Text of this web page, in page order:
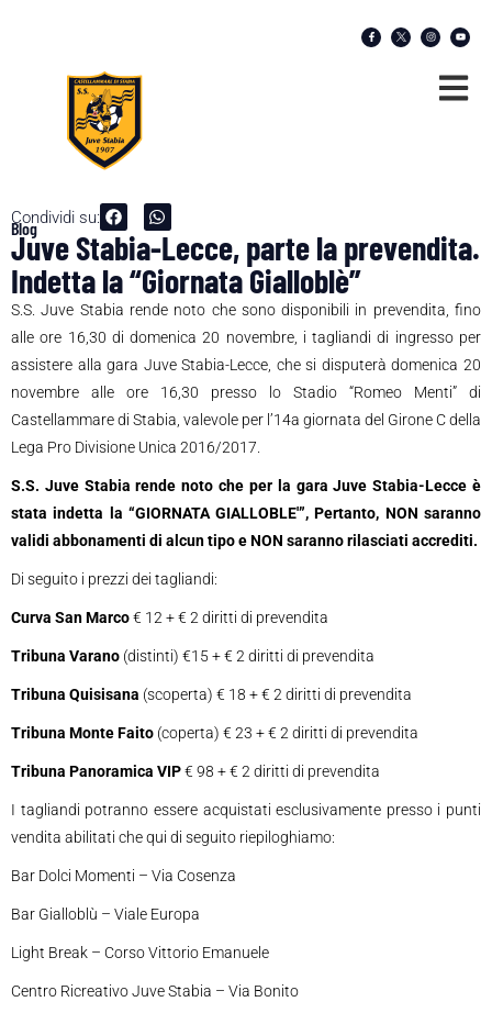
Condividi su:
Blog
Juve Stabia-Lecce, parte la prevendita.
Indetta la “Giornata Gialloblè”
S.S. Juve Stabia rende noto che sono disponibili in prevendita, fino
alle ore 16,30 di domenica 20 novembre, i tagliandi di ingresso per
assistere alla gara Juve Stabia-Lecce, che si disputerà domenica 20
novembre alle ore 16,30 presso lo Stadio “Romeo Menti” di
Castellammare di Stabia, valevole per l’14a giornata del Girone C della
Lega Pro Divisione Unica 2016/2017.
S.S. Juve Stabia rende noto che per la gara Juve Stabia-Lecce è
stata indetta la “GIORNATA GIALLOBLE'”, Pertanto, NON saranno
validi abbonamenti di alcun tipo e NON saranno rilasciati accrediti.
Di seguito i prezzi dei tagliandi:
Curva San Marco€ 12 + € 2 diritti di prevendita
Tribuna Varano (distinti) €15 + € 2 diritti di prevendita
Tribuna Quisisana (scoperta) € 18 + € 2 diritti di prevendita
Tribuna Monte Faito (coperta) € 23 + € 2 diritti di prevendita
Tribuna Panoramica VIP€ 98 + € 2 diritti di prevendita
I tagliandi potranno essere acquistati esclusivamente presso i punti
vendita abilitati che qui di seguito riepiloghiamo:
Bar Dolci Momenti – Via Cosenza
Bar Gialloblù – Viale Europa
Light Break – Corso Vittorio Emanuele
Centro Ricreativo Juve Stabia – Via Bonito